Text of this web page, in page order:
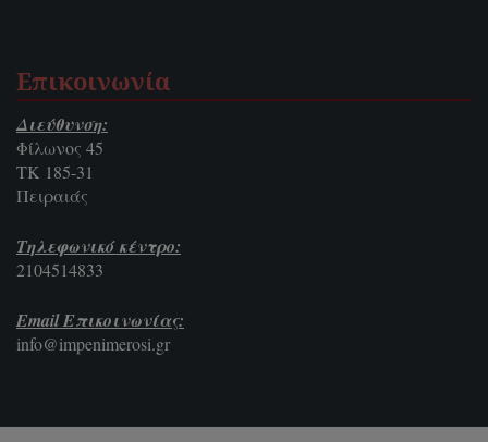
Επικοινωνία
Διεύθυνση:
Φίλωνος 45
ΤΚ 185-31
Πειραιάς
Τηλεφωνικό κέντρο:
2104514833
Email Επικοινωνίας:
info@impenimerosi.gr